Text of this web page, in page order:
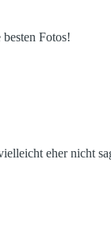
Fotos!
eher nicht